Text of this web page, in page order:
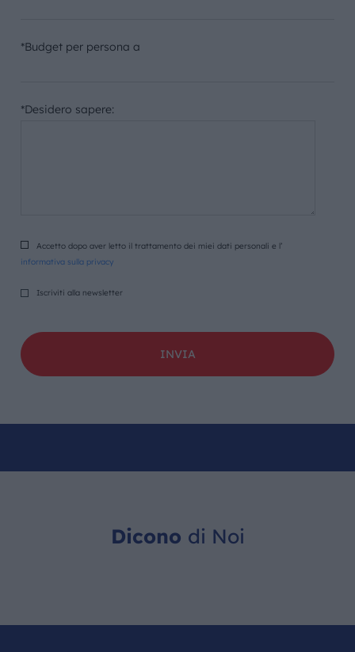
*Budget per persona a
*Desidero sapere:
Accetto dopo aver letto il trattamento dei miei dati personali e l’
informativa sulla privacy
Iscriviti alla newsletter
Dicono di Noi